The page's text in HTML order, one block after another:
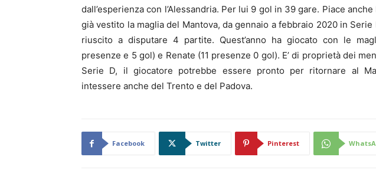
dall’esperienza con l’Alessandria. Per lui 9 gol in 39 gare. Piace
già vestito la maglia del Mantova, da gennaio a febbraio 2020 in Serie
riuscito a disputare 4 partite. Quest’anno ha giocato con le
presenze e 5 gol) e Renate (11 presenze 0 gol). E’ di proprietà dei
Serie D, il giocatore potrebbe essere pronto per ritornare al
intessere anche del Trento e del Padova.
Facebook Twitter Pinterest